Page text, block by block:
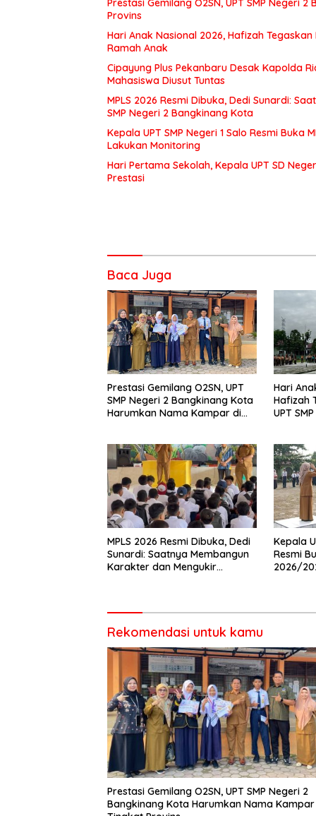
Provins
Hari Anak Nasional 2026, Hafizah Tegaskan
Ramah Anak
Cipayung Plus Pekanbaru Desak Kapolda
Mahasiswa Diusut Tuntas
MPLS 2026 Resmi Dibuka, Dedi Sunardi:
SMP Negeri 2 Bangkinang Kota
Kepala UPT SMP Negeri 1 Salo Resmi Buka
Lakukan Monitoring
Hari Pertama Sekolah, Kepala UPT SD
Prestasi
Baca Juga
Prestasi Gemilang O2SN, UPT
SMP Negeri 2 Bangkinang Kota
Harumkan Nama Kampar di
Hari
Hafizah
UPT
MPLS 2026 Resmi Dibuka, Dedi
Sunardi: Saatnya Membangun
Karakter dan Mengukir
Kepala
Resmi
2026/
Rekomendasi untuk kamu
Prestasi Gemilang O2SN, UPT SMP Negeri 2
Bangkinang Kota Harumkan Nama